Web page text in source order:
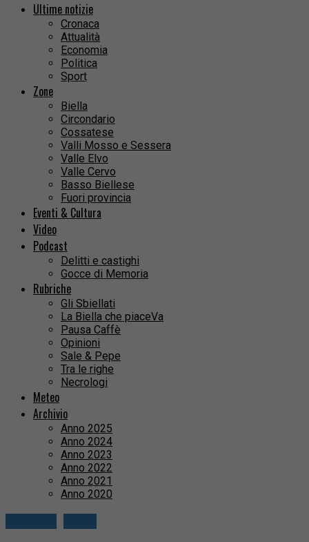
Ultime notizie
Cronaca
Attualità
Economia
Politica
Sport
Zone
Biella
Circondario
Cossatese
Valli Mosso e Sessera
Valle Elvo
Valle Cervo
Basso Biellese
Fuori provincia
Eventi & Cultura
Video
Podcast
Delitti e castighi
Gocce di Memoria
Rubriche
Gli Sbiellati
La Biella che piaceVa
Pausa Caffè
Opinioni
Sale & Pepe
Tra le righe
Necrologi
Meteo
Archivio
Anno 2025
Anno 2024
Anno 2023
Anno 2022
Anno 2021
Anno 2020